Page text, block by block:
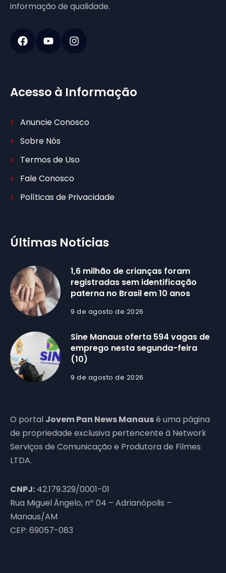
informação de qualidade.
Acesso à Informação
Anuncie Conosco
Sobre Nós
Termos de Uso
Fale Conosco
Políticas de Privacidade
Últimas Notícias
1,6 milhão de crianças foram
registradas sem identificação
paterna no Brasil em 10 anos
9 de agosto de 2026
Sine Manaus oferta 594 vagas de
emprego nesta segunda-feira
(10)
9 de agosto de 2026
O portal Jovem Pan News Manausé uma página
de propriedade exclusiva pertencente à Network
Serviços de Comunicação e Produtora de Filmes
LTDA.
CNPJ: 42.179.329/0001-01
Rua Miguel Ângelo, nº 04 – Adrianópolis –
Manaus/AM
CEP: 69057-083